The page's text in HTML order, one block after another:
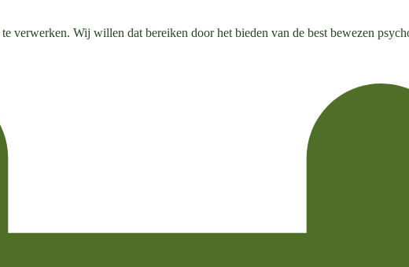
verwerken. Wij willen dat bereiken door het bieden van de best bewezen